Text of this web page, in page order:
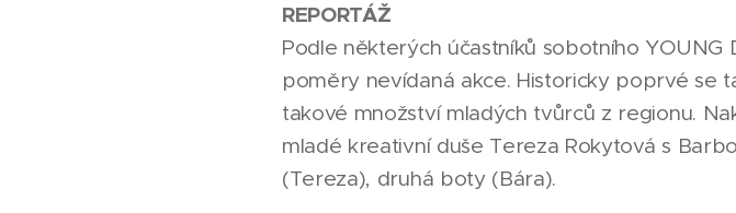
REPORTÁŽ
Podle některých účastníků sobotního YOUNG
poměry nevídaná akce. Historicky poprvé se
takové množství mladých tvůrců z regionu.
mladé kreativní duše Tereza Rokytová s
(Tereza), druhá boty (Bára).